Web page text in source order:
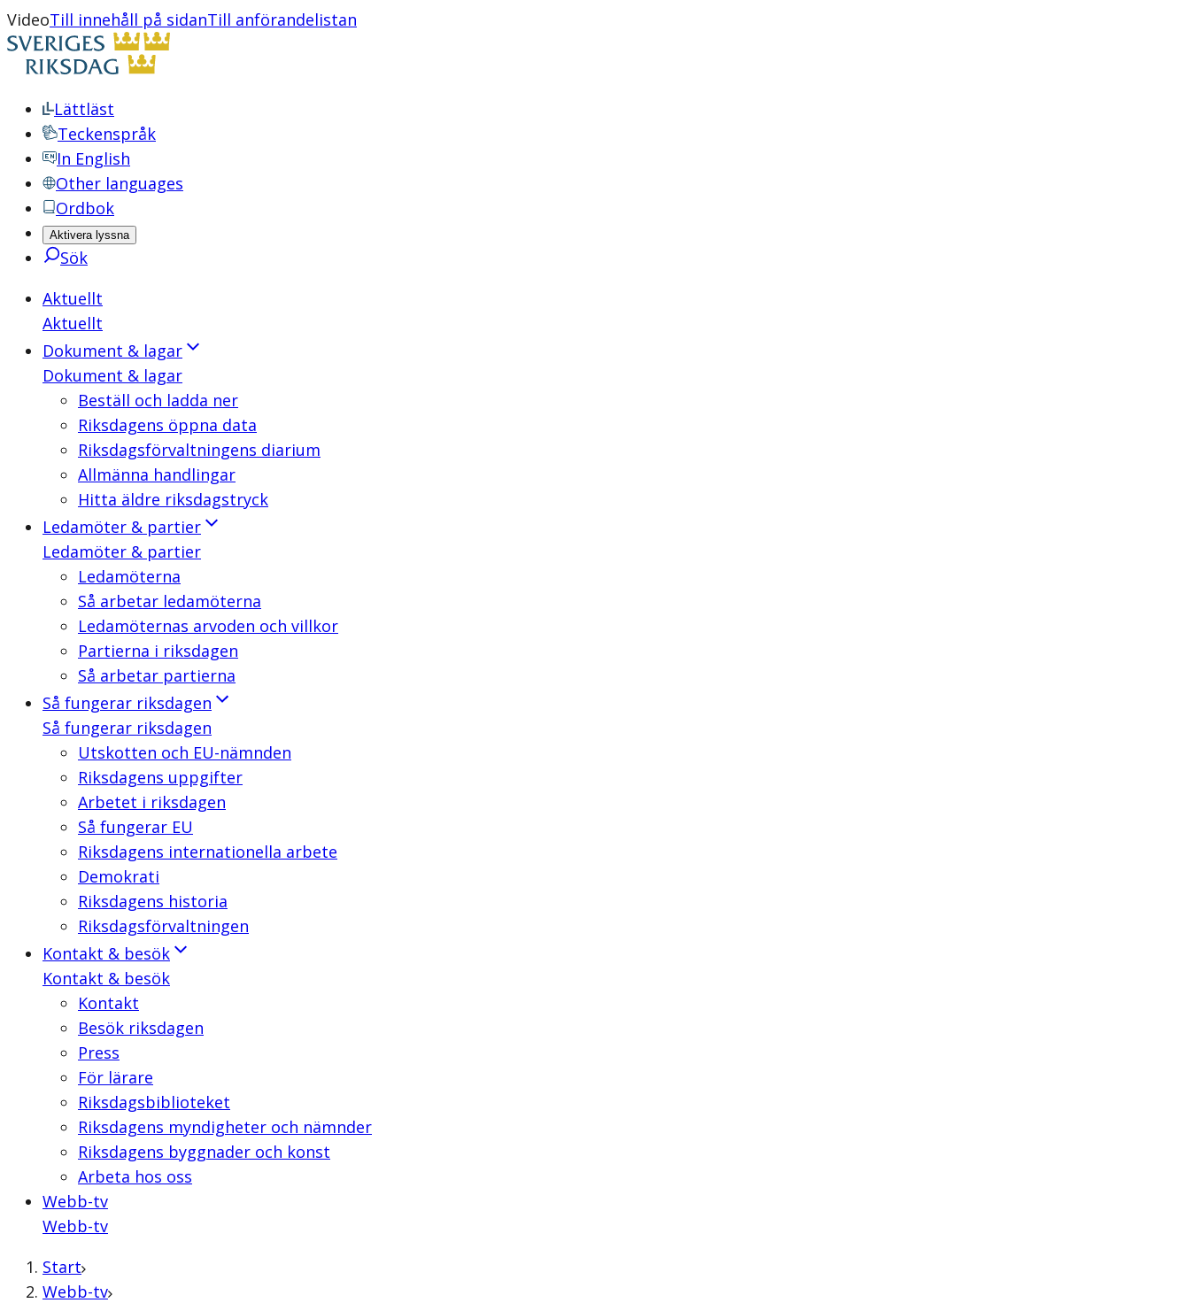
VideoTill innehåll på sidanTill anförandelistan
Lättläst
Teckenspråk
In English
Other languages
Ordbok
Aktivera lyssna
Sök
Aktuellt
Aktuellt
Dokument & lagar
Dokument & lagar
Beställ och ladda ner
Riksdagens öppna data
Riksdagsförvaltningens diarium
Allmänna handlingar
Hitta äldre riksdagstryck
Ledamöter & partier
Ledamöter & partier
Ledamöterna
Så arbetar ledamöterna
Ledamöternas arvoden och villkor
Partierna i riksdagen
Så arbetar partierna
Så fungerar riksdagen
Så fungerar riksdagen
Utskotten och EU-nämnden
Riksdagens uppgifter
Arbetet i riksdagen
Så fungerar EU
Riksdagens internationella arbete
Demokrati
Riksdagens historia
Riksdagsförvaltningen
Kontakt & besök
Kontakt & besök
Kontakt
Besök riksdagen
Press
För lärare
Riksdagsbiblioteket
Riksdagens myndigheter och nämnder
Riksdagens byggnader och konst
Arbeta hos oss
Webb-tv
Webb-tv
Start
Webb-tv